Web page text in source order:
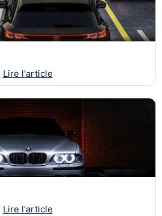
Lire l'article
Lire l'article